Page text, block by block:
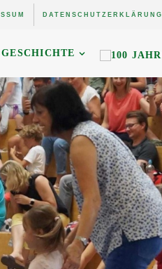
DATENSCHUTZERKLÄRUNG
GESCHICHTE